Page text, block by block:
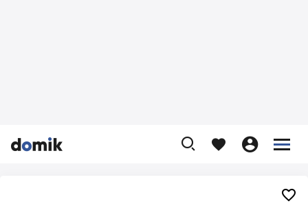


    


